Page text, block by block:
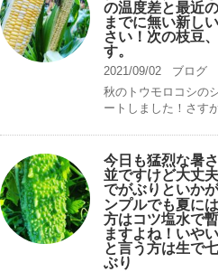
の温度差と最近
までに無い新し
さい！次の枝豆
す。
2021/09/02
ブログ
秋のトウモロコシの
ートしました！さす
今日も猛烈な暑
並ですけど大丈
でがぶりといか
ンプルでも夏に
方はコツ塩水で
ますよね！いや
と言う方は生で
ぶり